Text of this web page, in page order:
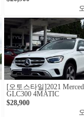
[오토스타일] 2021
GLC300 4MATIC
$28,900